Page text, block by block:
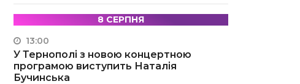
8 СЕРПНЯ
13:00
У Тернополі з новою концертною
програмою виступить Наталія
Бучинська